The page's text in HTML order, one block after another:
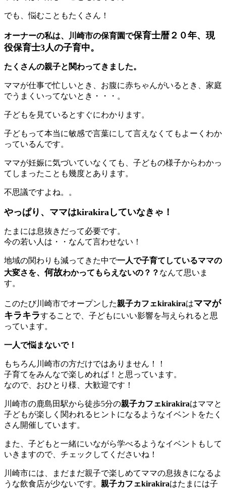
でも、悩むこともたくさん！
オーナーの私は、川崎市の保育園で保育士暦２０年、現
役保育士3人の子育中。
たくさんの親子と関わってきました。
ママが仕事で忙しいとき、お腹に赤ちゃんがいるとき、家庭
でうまくいってないとき・・・。
子どもを見ているとすぐにわかります。
子どもって本当に敏感で言葉にして言えなくてもよーくわか
っているんです。
ママが妊娠に気づいていなくても、子どもの様子からわかっ
てしまったことも幾度とあります。
不思議ですよね。。
やっぱり、ママはkirakiraしていなきゃ！
たまには息抜きだって必要です。
今の若い人は・・なんて言わせない！
地域の関わりも減ってきた中で一人で子育てしているママの
大変さを、 何故わかってもらえないの？？ なんて思いま
す。
このたび川崎市でオープンした親子カフェkirakiraはママが
キラキラすることで、子どもにいい影響を与えられると思
っています。
一人で悩まないで！
もちろん川崎市の方だけではありません！！
子育てをみんなで楽しめれば！と思っています。
なので、おひとり様、大歓迎です！
川崎市の鹿島田駅から徒歩5分の親子カフェkirakiraはママと
子どもが楽しく関われるヒントになるようなイベントをたく
さん開催しています。
また、子どもと一緒にいながら学べるようなイベントもして
いきますので、チェックしてくださいね！
川崎市には、まだまだ親子で楽しめてママの息抜きになるよ
うな飲食店が少ないです。 親子カフェkirakiraはたまには子